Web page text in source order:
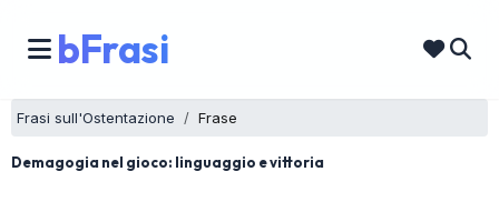
bFrasi
Frasi sull'Ostentazione Frase
Demagogia nel gioco: linguaggio e vittoria